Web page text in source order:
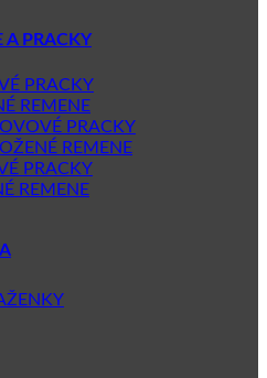
A PRACKY
PRACKY
REMENE
PRACKY
REMENE
PRACKY
REMENE